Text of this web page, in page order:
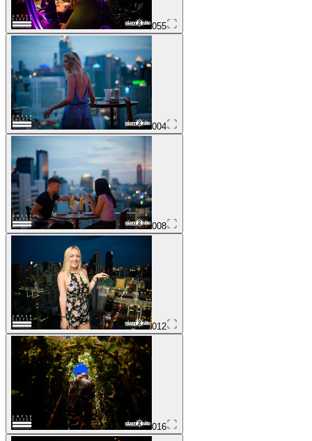
055
004
008
012
016